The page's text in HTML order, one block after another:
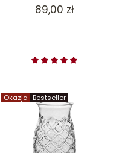
Cena
89,00 zł
Okazja Bestseller